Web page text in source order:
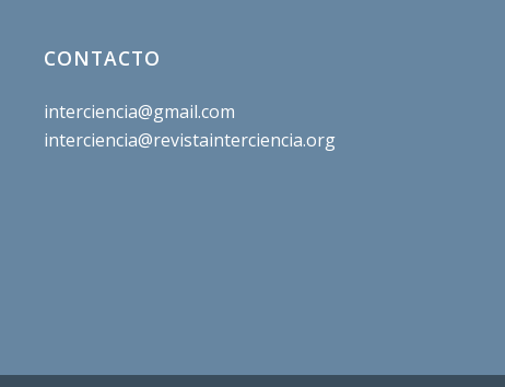
CONTACTO
interciencia@gmail.com
interciencia@revistainterciencia.org